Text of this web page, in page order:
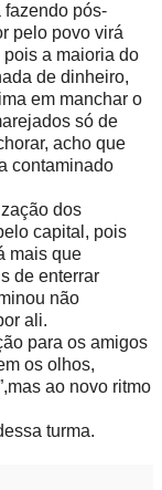
fazendo pós-
pelo povo virá
a maioria do
de dinheiro,
em manchar o
só de
acho que
contaminado
dos
capital, pois
mais que
de enterrar
não
ali.
para os amigos
os olhos,
ao novo ritmo
turma.